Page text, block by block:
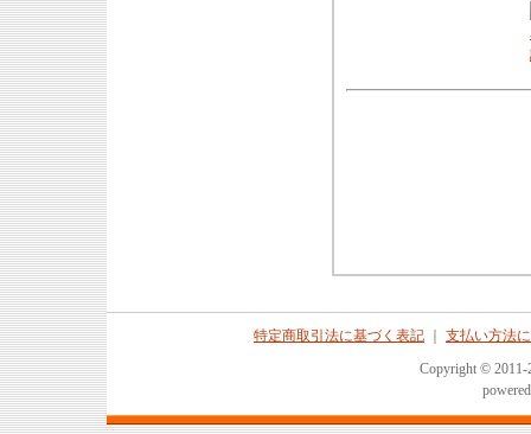
特定商取引法に基づく表記
支払い方法
Copyright © 2011-